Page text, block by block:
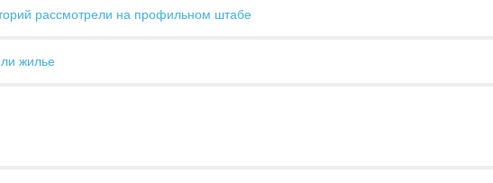
рассмотрели на профильном штабе
жилье